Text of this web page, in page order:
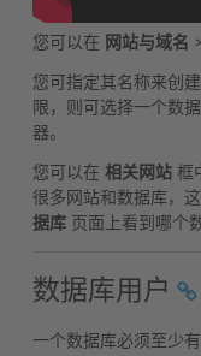
您可以在 网站与域名 >
您可指定其名称来创
限，则可选择一个数
器。
您可以在 相关网站 框
很多网站和数据库，
据库 页面上看到哪个
数据库用户
一个数据库必须至少